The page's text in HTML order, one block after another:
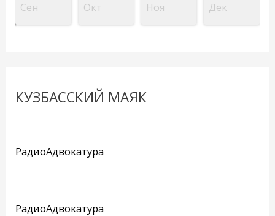
Сен Окт Ноя Дек
КУЗБАССКИЙ МАЯК
РадиоАдвокатура
РадиоАдвокатура